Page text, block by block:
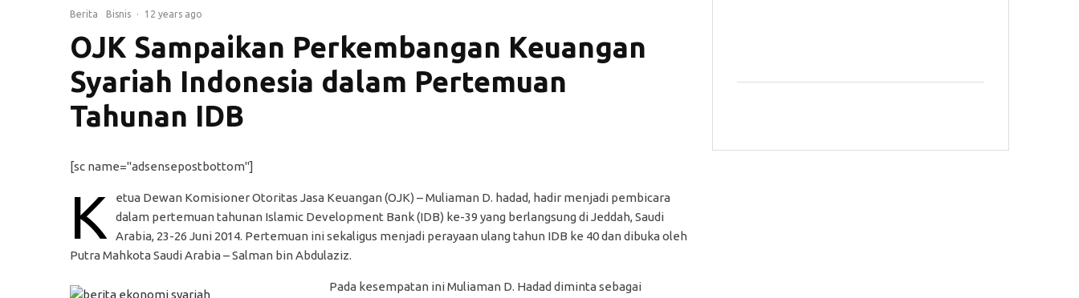
Berita Bisnis · 12 years ago
OJK Sampaikan Perkembangan Keuangan
Syariah Indonesia dalam Pertemuan
Tahunan IDB
[sc name="adsensepostbottom"]
K
etua Dewan Komisioner Otoritas Jasa Keuangan (OJK) – Muliaman D. hadad, hadir menjadi pembicara
dalam pertemuan tahunan Islamic Development Bank (IDB) ke-39 yang berlangsung di Jeddah, Saudi
Arabia, 23-26 Juni 2014. Pertemuan ini sekaligus menjadi perayaan ulang tahun IDB ke 40 dan dibuka oleh
Putra Mahkota Saudi Arabia – Salman bin Abdulaziz.
Pada kesempatan ini Muliaman D. Hadad diminta sebagai